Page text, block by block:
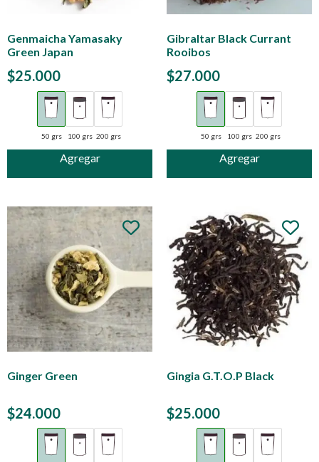
Genmaicha Yamasaky
Green Japan
$25.000
Agregar
50 grs 100 grs 200 grs
Gibraltar Black Currant
Rooibos
$27.000
Agregar
50 grs 100 grs 200 grs
Ginger Green
$24.000
Gingia G.T.O.P Black
$25.000